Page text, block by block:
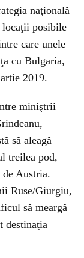
naţională
locaţii posibile
care unele
cu Bulgaria,
2019.
miniştrii
să aleagă
treilea pod,
de Austria.
Ruse/Giurgiu,
să meargă
destinaţia